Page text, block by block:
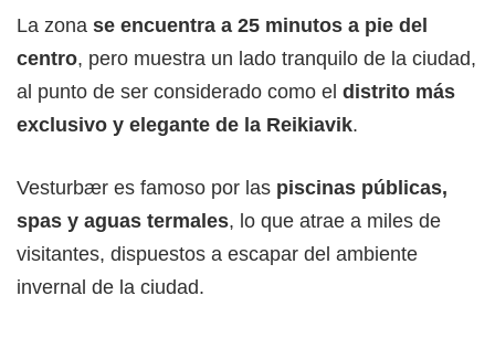
La zona se encuentra a 25 minutos a pie del
centro, pero muestra un lado tranquilo de la ciudad,
al punto de ser considerado como el distrito más
exclusivo y elegante de la Reikiavik.
Vesturbær es famoso por las piscinas públicas,
spas y aguas termales, lo que atrae a miles de
visitantes, dispuestos a escapar del ambiente
invernal de la ciudad.